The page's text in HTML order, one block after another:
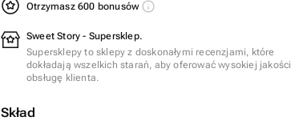
Otrzymasz 600 bonusów
Sweet Story - Supersklep.
Supersklepy to sklepy z doskonałymi recenzjami, które
dokładają wszelkich starań, aby oferować wysokiej jakości
obsługę klienta.
Skład